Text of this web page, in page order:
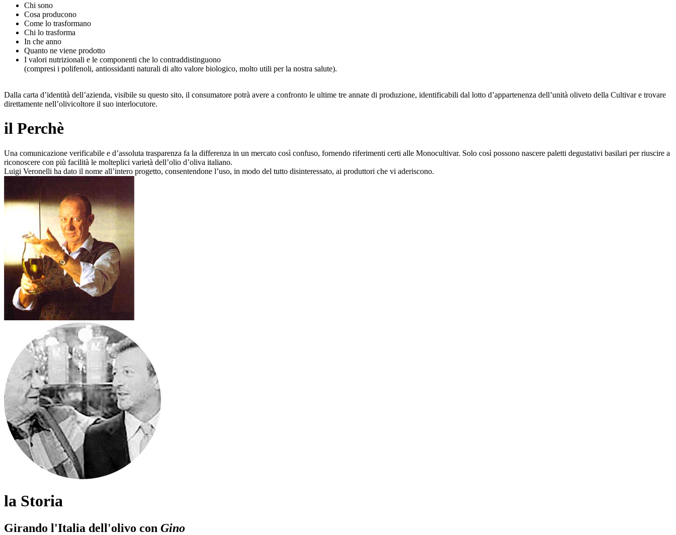
Chi sono
Cosa producono
Come lo trasformano
Chi lo trasforma
In che anno
Quanto ne viene prodotto
I valori nutrizionali e le componenti che lo contraddistinguono
(compresi i polifenoli, antiossidanti naturali di alto valore biologico, molto utili per la nostra salute).
Dalla carta d’identità dell’azienda, visibile su questo sito, il consumatore potrà avere a confronto le ultime tre annate di produzione, identificabili dal lotto d’appartenenza dell’unità oliveto della Cultivar e trovare
direttamente nell’olivicoltore il suo interlocutore.
il Perchè
Una comunicazione verificabile e d’assoluta trasparenza fa la differenza in un mercato così confuso, fornendo riferimenti certi alle Monocultivar. Solo così possono nascere paletti degustativi basilari per riuscire a
riconoscere con più facilità le molteplici varietà dell’olio d’oliva italiano.
Luigi Veronelli ha dato il nome all’intero progetto, consentendone l’uso, in modo del tutto disinteressato, ai produttori che vi aderiscono.
la Storia
Girando l'Italia dell'olivo con Gino